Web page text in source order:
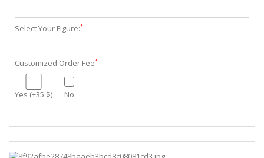
Select Your Figure:*
Customized Order Fee*
Yes (+35 $) No